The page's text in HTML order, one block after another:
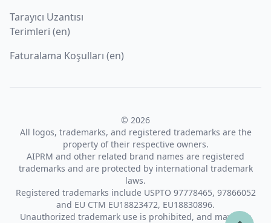
Tarayıcı Uzantısı
Terimleri (en)
Faturalama Koşulları (en)
© 2026
All logos, trademarks, and registered trademarks are the
property of their respective owners.
AIPRM and other related brand names are registered
trademarks and are protected by international trademark
laws.
Registered trademarks include USPTO 97778465, 97866052
and EU CTM EU18823472, EU18830896.
Unauthorized trademark use is prohibited, and may be a